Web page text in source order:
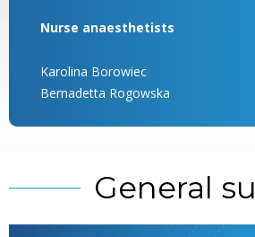
Nurse anaesthetists
Karolina Borowiec
Bernadetta Rogowska
General